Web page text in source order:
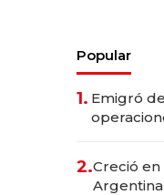
Popular
1. Emigró
2.Creció